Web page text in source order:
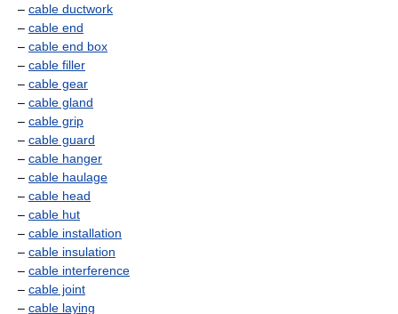
– cable ductwork
– cable end
– cable end box
– cable filler
– cable gear
– cable gland
– cable grip
– cable guard
– cable hanger
– cable haulage
– cable head
– cable hut
– cable installation
– cable insulation
– cable interference
– cable joint
– cable laying